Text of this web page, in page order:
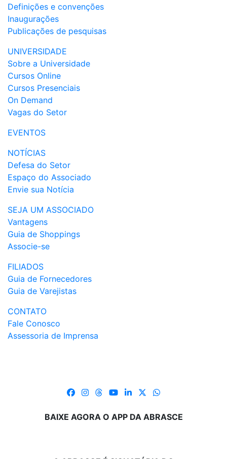
Definições e convenções
Inaugurações
Publicações de pesquisas
UNIVERSIDADE
Sobre a Universidade
Cursos Online
Cursos Presenciais
On Demand
Vagas do Setor
EVENTOS
NOTÍCIAS
Defesa do Setor
Espaço do Associado
Envie sua Notícia
SEJA UM ASSOCIADO
Vantagens
Guia de Shoppings
Associe-se
FILIADOS
Guia de Fornecedores
Guia de Varejistas
CONTATO
Fale Conosco
Assessoria de Imprensa
BAIXE AGORA O APP DA ABRASCE